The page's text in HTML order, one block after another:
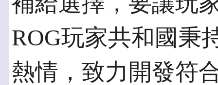
ROG玩家共和國秉
熱情，致力開發符